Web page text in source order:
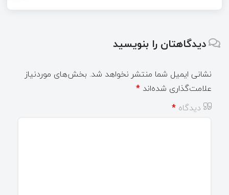
دیدگاهتان را بنویسید
نشانی ایمیل شما منتشر نخواهد شد. بخش‌های موردنیاز
علامت‌گذاری شده‌اند *
دیدگاه *